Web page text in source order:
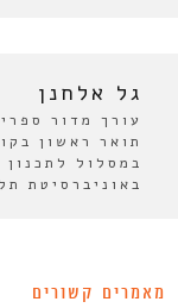
גל אלחנן
תואר ראשון
במסלול לתכנון
באוניברסיטת
מאמרים קשורים